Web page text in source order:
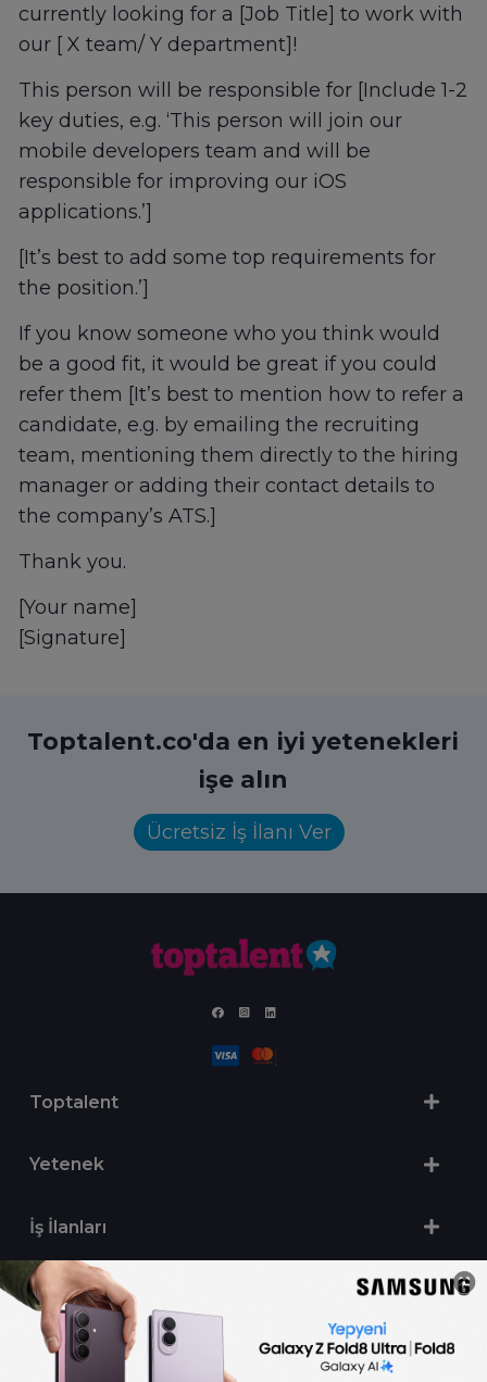
currently looking for a [Job Title] to work with
our [ X team/ Y department]!
This person will be responsible for [Include 1-2
key duties, e.g. ‘This person will join our
mobile developers team and will be
responsible for improving our iOS
applications.’]
[It’s best to add some top requirements for
the position.’]
If you know someone who you think would
be a good fit, it would be great if you could
refer them [It’s best to mention how to refer a
candidate, e.g. by emailing the recruiting
team, mentioning them directly to the hiring
manager or adding their contact details to
the company’s ATS.]
Thank you.
[Your name]
[Signature]
Toptalent.co'da en iyi yetenekleri
işe alın
Ücretsiz İş İlanı Ver
Toptalent
Yetenek
İş İlanları
Sertifika Programları
Yetenek Testleri